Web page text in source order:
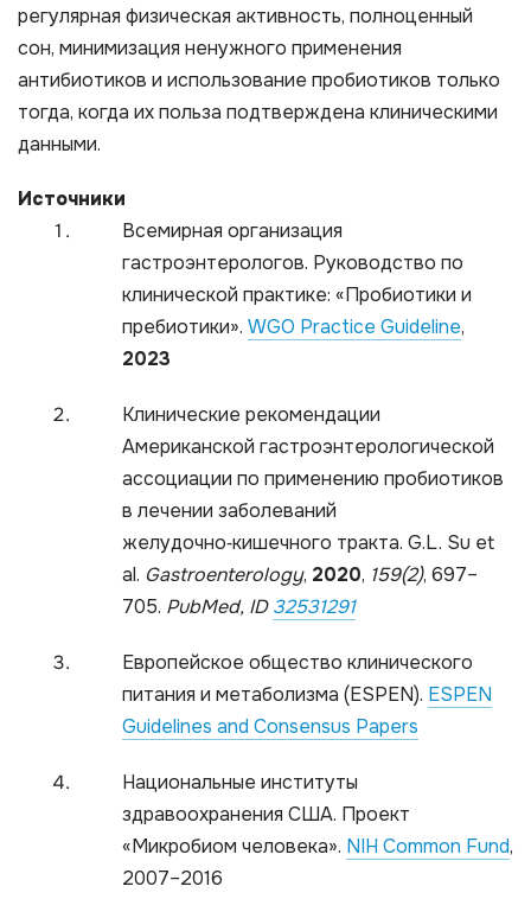
регулярная физическая активность, полноценный
сон, минимизация ненужного применения
антибиотиков и использование пробиотиков только
тогда, когда их польза подтверждена клиническими
данными.
Источники
Всемирная организация
гастроэнтерологов. Руководство по
клинической практике: «Пробиотики и
пребиотики». WGO Practice Guideline,
2023
Клинические рекомендации
Американской гастроэнтерологической
ассоциации по применению пробиотиков
в лечении заболеваний
желудочно‑кишечного тракта. G.L. Su et
al. Gastroenterology, 2020, 159(2), 697–
705. PubMed, ID32531291
Европейское общество клинического
питания и метаболизма (ESPEN). ESPEN
Guidelines and Consensus Papers
Национальные институты
здравоохранения США. Проект
«Микробиом человека». NIH Common Fund,
2007–2016